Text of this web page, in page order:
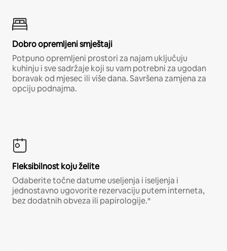
Dobro opremljeni smještaji
Potpuno opremljeni prostori za najam uključuju
kuhinju i sve sadržaje koji su vam potrebni za ugodan
boravak od mjesec ili više dana. Savršena zamjena za
opciju podnajma.
Fleksibilnost koju želite
Odaberite točne datume useljenja i iseljenja i
jednostavno ugovorite rezervaciju putem interneta,
bez dodatnih obveza ili papirologije.*